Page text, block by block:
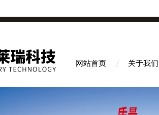
网站首页 关于我们